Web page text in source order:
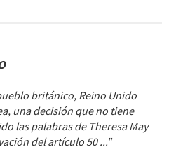
británico, Reino Unido
una decisión que no tiene
las palabras de Theresa May
del artículo 50 ..."